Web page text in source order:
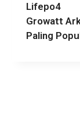
Lifepo4
Growatt
Paling